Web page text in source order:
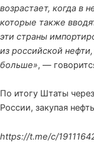
возрастает, когда в
которые также
эти страны
из российской
больше», —
По итогу Штаты
России, закупая
https://t.me/c/